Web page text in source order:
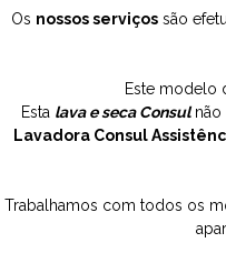
Os nossos serviços são
Este modelo
Esta lava e seca Consulnão
Lavadora Consul
Trabalhamos com todos os